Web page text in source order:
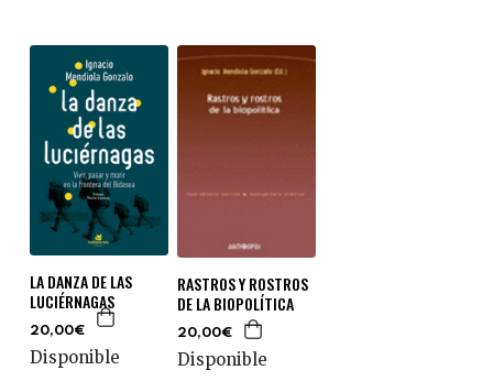
LA DANZA DE LAS
LUCIÉRNAGAS
20,00€
Disponible
RASTROS Y ROSTROS
DE LA BIOPOLÍTICA
20,00€
Disponible